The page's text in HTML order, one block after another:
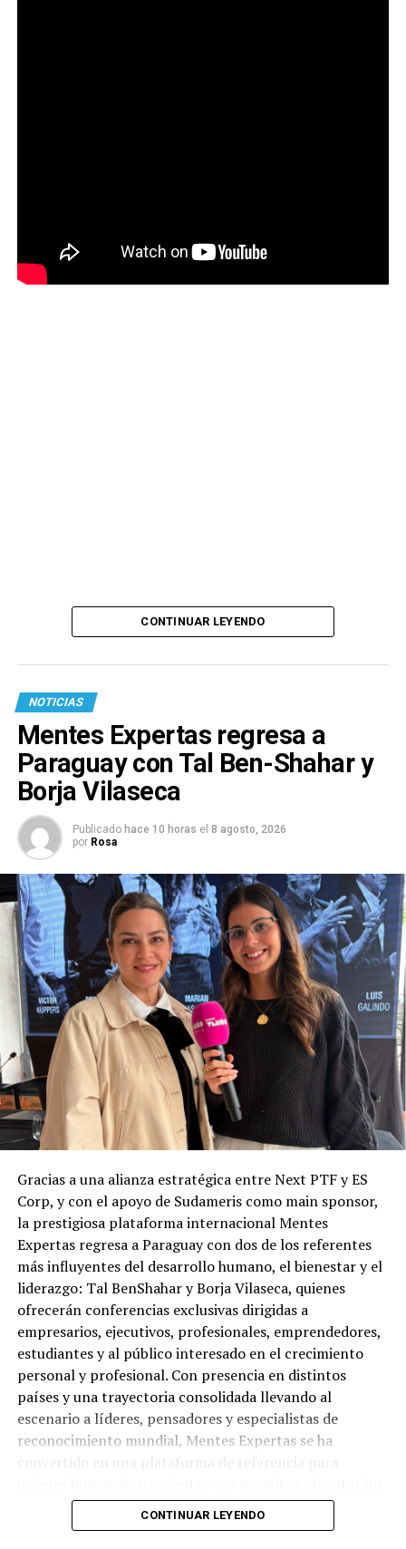
CONTINUAR LEYENDO
NOTICIAS
Mentes Expertas regresa a
Paraguay con Tal Ben-Shahar y
Borja Vilaseca
Publicado hace 10 horas el 8 agosto, 2026
por Rosa
Gracias a una alianza estratégica entre Next PTF y ES
Corp, y con el apoyo de Sudameris como main sponsor,
la prestigiosa plataforma internacional Mentes
Expertas regresa a Paraguay con dos de los referentes
más influyentes del desarrollo humano, el bienestar y el
liderazgo: Tal BenShahar y Borja Vilaseca, quienes
ofrecerán conferencias exclusivas dirigidas a
empresarios, ejecutivos, profesionales, emprendedores,
estudiantes y al público interesado en el crecimiento
personal y profesional. Con presencia en distintos
países y una trayectoria consolidada llevando al
escenario a líderes, pensadores y especialistas de
reconocimiento mundial, Mentes Expertas se ha
desafíos actuales desde una mirada más consciente,
humana e innovadora. La primera conferencia tendrá
CONTINUAR LEYENDO